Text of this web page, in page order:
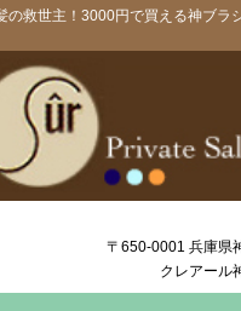
の救世主！3000円で買える神ブラ
〒650-0001 兵庫県
クレアール